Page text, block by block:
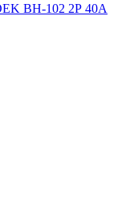
ВН-102 2Р 40А